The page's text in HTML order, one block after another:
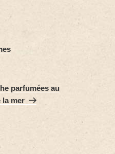
parfumées au
la mer